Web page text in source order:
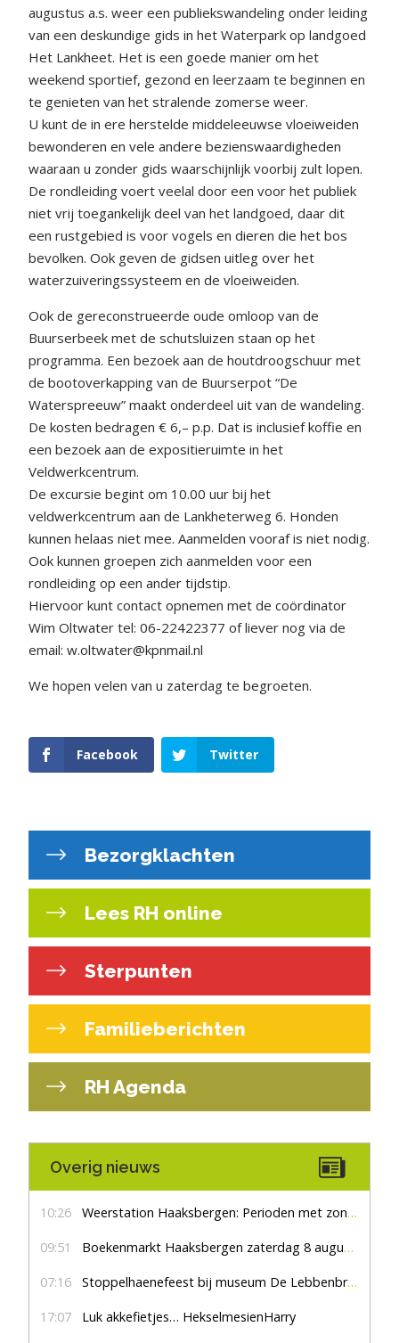
augustus a.s. weer een publiekswandeling onder leiding
van een deskundige gids in het Waterpark op landgoed
Het Lankheet. Het is een goede manier om het
weekend sportief, gezond en leerzaam te beginnen en
te genieten van het stralende zomerse weer.
U kunt de in ere herstelde middeleeuwse vloeiweiden
bewonderen en vele andere bezienswaardigheden
waaraan u zonder gids waarschijnlijk voorbij zult lopen.
De rondleiding voert veelal door een voor het publiek
niet vrij toegankelijk deel van het landgoed, daar dit
een rustgebied is voor vogels en dieren die het bos
bevolken. Ook geven de gidsen uitleg over het
waterzuiveringssysteem en de vloeiweiden.
Ook de gereconstrueerde oude omloop van de
Buurserbeek met de schutsluizen staan op het
programma. Een bezoek aan de houtdroogschuur met
de bootoverkapping van de Buurserpot “De
Waterspreeuw” maakt onderdeel uit van de wandeling.
De kosten bedragen € 6,– p.p. Dat is inclusief koffie en
een bezoek aan de expositieruimte in het
Veldwerkcentrum.
De excursie begint om 10.00 uur bij het
veldwerkcentrum aan de Lankheterweg 6. Honden
kunnen helaas niet mee. Aanmelden vooraf is niet nodig.
Ook kunnen groepen zich aanmelden voor een
rondleiding op een ander tijdstip.
Hiervoor kunt contact opnemen met de coördinator
Wim Oltwater tel: 06-22422377 of liever nog via de
email: w.oltwater@kpnmail.nl
We hopen velen van u zaterdag te begroeten.
Facebook Twitter
Bezorgklachten
Lees RH online
Sterpunten
Familieberichten
RH Agenda
Overig nieuws
10:26 Weerstation Haaksbergen: Perioden met zon en droog
09:51 Boekenmarkt Haaksbergen zaterdag 8 augustus, marktplein Haaksbergen
07:16 Stoppelhaenefeest bij museum De Lebbenbrugge
17:07 Luk akkefietjes… HekselmesienHarry